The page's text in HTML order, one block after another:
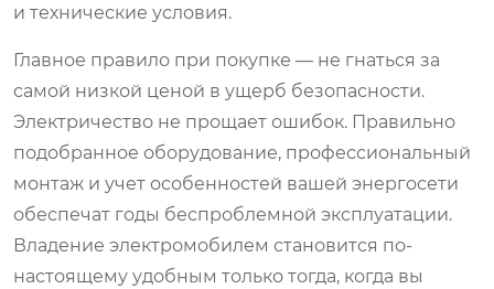
и технические условия.
Главное правило при покупке — не гнаться за
самой низкой ценой в ущерб безопасности.
Электричество не прощает ошибок. Правильно
подобранное оборудование, профессиональный
монтаж и учет особенностей вашей энергосети
обеспечат годы беспроблемной эксплуатации.
Владение электромобилем становится по-
настоящему удобным только тогда, когда вы